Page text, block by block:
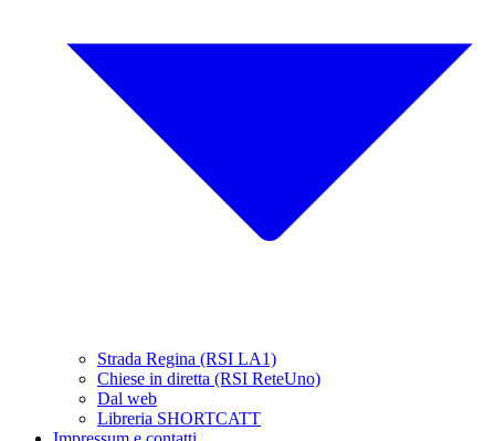
Strada Regina (RSI LA1)
Chiese in diretta (RSI ReteUno)
Dal web
Libreria SHORTCATT